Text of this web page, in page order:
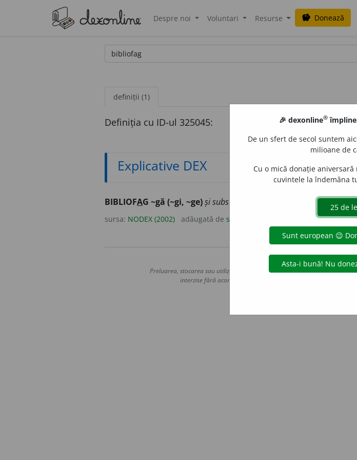
Despre noi Voluntari Resurse savings Donează
definiții (1)
Definiția cu ID-ul 325045:
Explicative DEX
BIBLIOFAG ~gă (~gi, ~ge)și substantival (despre insecte) Care se
sursa: NODEX (2002) adăugată de siveco
Copyright © 2004-2026
Preluarea, stocarea sau utilizarea datelor de pe acest site, inclusiv prin
interzise fără acordul nostru prealabil scris, cu excepția
🎉 dexonline®
De un sfert de secol suntem
milioane de
Cu o mică donație
cuvintele la îndemâna